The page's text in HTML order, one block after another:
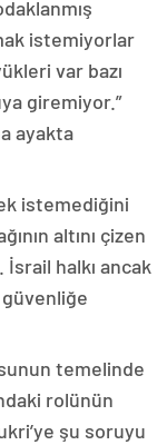
istemiyorlar
var bazı
giremiyor.”
ayakta
istemediğini
altını çizen
İsrail halkı ancak
temelinde
rolünün
şu soruyu